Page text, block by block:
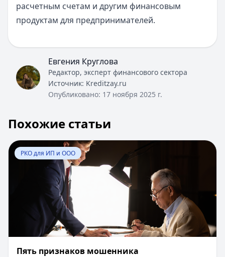
расчетным счетам и другим финансовым
продуктам для предпринимателей.
Евгения Круглова
Редактор, эксперт финансового сектора
Источник: Kreditzay.ru
Опубликовано: 17 ноября 2025 г.
Похожие статьи
Перейти к статье:Пять признаков мошенника
РКО для ИП и ООО
Пять признаков мошенника